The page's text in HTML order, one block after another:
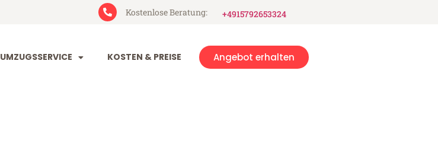
Kostenlose Beratung: +4915792653324
UMZUGSSERVICE KOSTEN & PREISE Angebot erhalten